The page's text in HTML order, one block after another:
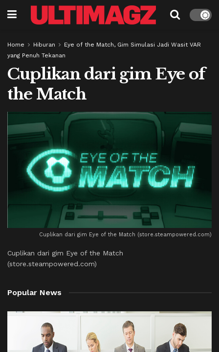
Home Hiburan
Eye of the Match, Gim Simulasi Jadi Wasit VAR
yang Penuh Tekanan
Cuplikan dari gim Eye of
the Match
Cuplikan dari gim Eye of the Match (store.steampowered.com)
Cuplikan dari gim Eye of the Match
(store.steampowered.com)
Popular News